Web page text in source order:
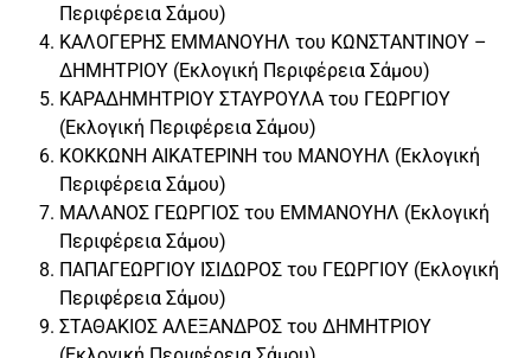
Περιφέρεια Σάμου)
ΚΑΛΟΓΕΡΗΣ ΕΜΜΑΝΟΥΗΛ του ΚΩΝΣΤΑΝΤΙΝΟΥ –
ΔΗΜΗΤΡΙΟΥ (Εκλογική Περιφέρεια Σάμου)
ΚΑΡΑΔΗΜΗΤΡΙΟΥ ΣΤΑΥΡΟΥΛΑ του ΓΕΩΡΓΙΟΥ
(Εκλογική Περιφέρεια Σάμου)
ΚΟΚΚΩΝΗ ΑΙΚΑΤΕΡΙΝΗ του ΜΑΝΟΥΗΛ (Εκλογική
Περιφέρεια Σάμου)
ΜΑΛΑΝΟΣ ΓΕΩΡΓΙΟΣ του ΕΜΜΑΝΟΥΗΛ (Εκλογική
Περιφέρεια Σάμου)
ΠΑΠΑΓΕΩΡΓΙΟΥ ΙΣΙΔΩΡΟΣ του ΓΕΩΡΓΙΟΥ (Εκλογική
Περιφέρεια Σάμου)
ΣΤΑΘΑΚΙΟΣ ΑΛΕΞΑΝΔΡΟΣ του ΔΗΜΗΤΡΙΟΥ